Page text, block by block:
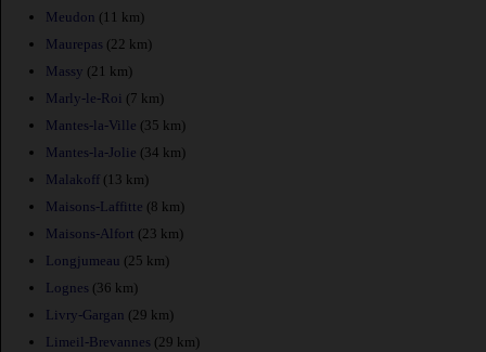
Meudon (11 km)
Maurepas (22 km)
Massy (21 km)
Marly-le-Roi (7 km)
Mantes-la-Ville (35 km)
Mantes-la-Jolie (34 km)
Malakoff (13 km)
Maisons-Laffitte (8 km)
Maisons-Alfort (23 km)
Longjumeau (25 km)
Lognes (36 km)
Livry-Gargan (29 km)
Limeil-Brevannes (29 km)